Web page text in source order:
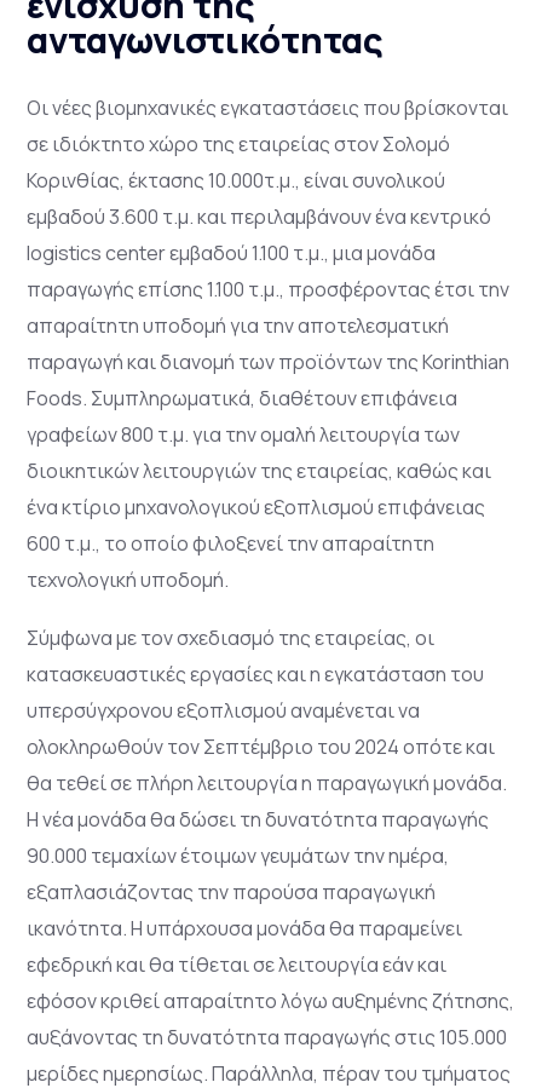
ανταγωνιστικότητας
Οι νέες βιομηχανικές εγκαταστάσεις που βρίσκονται
σε ιδιόκτητο χώρο της εταιρείας στον Σολομό
Κορινθίας, έκτασης 10.000τ.μ., είναι συνολικού
εμβαδού 3.600 τ.μ. και περιλαμβάνουν ένα κεντρικό
logistics center εμβαδού 1.100 τ.μ., μια μονάδα
παραγωγής επίσης 1.100 τ.μ., προσφέροντας έτσι την
απαραίτητη υποδομή για την αποτελεσματική
παραγωγή και διανομή των προϊόντων της Korinthian
Foods. Συμπληρωματικά, διαθέτουν επιφάνεια
γραφείων 800 τ.μ. για την ομαλή λειτουργία των
διοικητικών λειτουργιών της εταιρείας, καθώς και
ένα κτίριο μηχανολογικού εξοπλισμού επιφάνειας
600 τ.μ., το οποίο φιλοξενεί την απαραίτητη
τεχνολογική υποδομή.
Σύμφωνα με τον σχεδιασμό της εταιρείας, οι
κατασκευαστικές εργασίες και η εγκατάσταση του
υπερσύγχρονου εξοπλισμού αναμένεται να
ολοκληρωθούν τον Σεπτέμβριο του 2024 οπότε και
θα τεθεί σε πλήρη λειτουργία η παραγωγική μονάδα.
Η νέα μονάδα θα δώσει τη δυνατότητα παραγωγής
90.000 τεμαχίων έτοιμων γευμάτων την ημέρα,
εξαπλασιάζοντας την παρούσα παραγωγική
ικανότητα. Η υπάρχουσα μονάδα θα παραμείνει
εφεδρική και θα τίθεται σελειτουργία εάν και
εφόσον κριθεί απαραίτητο λόγω αυξημένης ζήτησης,
αυξάνοντας τη δυνατότητα παραγωγής στις 105.000
μερίδες ημερησίως. Παράλληλα, πέραν του τμήματος